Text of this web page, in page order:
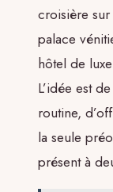
croisière
palace
hôtel de
L’idée est
routine,
la seule
présent à